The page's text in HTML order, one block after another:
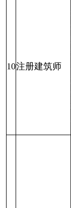
10注册建筑师